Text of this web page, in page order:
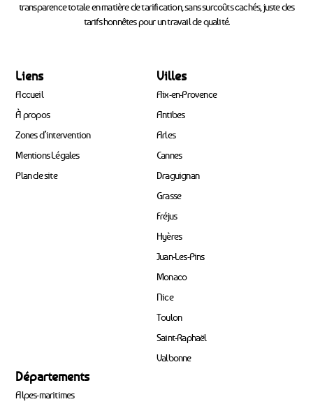
transparence totale en matière de tarification, sans surcoûts cachés, juste des
tarifs honnêtes pour un travail de qualité.
Liens
Accueil
À propos
Zones d’intervention
Mentions Légales
Plan de site
Villes
Aix-en-Provence
Antibes
Arles
Cannes
Draguignan
Grasse
Fréjus
Hyères
Juan-Les-Pins
Monaco
Nice
Toulon
Saint-Raphaël
Valbonne
Départements
Alpes-maritimes